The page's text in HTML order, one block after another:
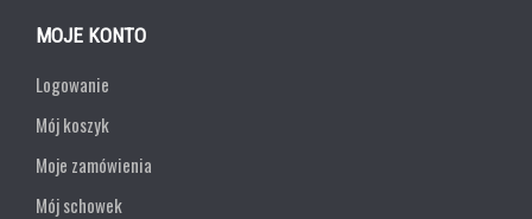
MOJE KONTO
Logowanie
Mój koszyk
Moje zamówienia
Mój schowek